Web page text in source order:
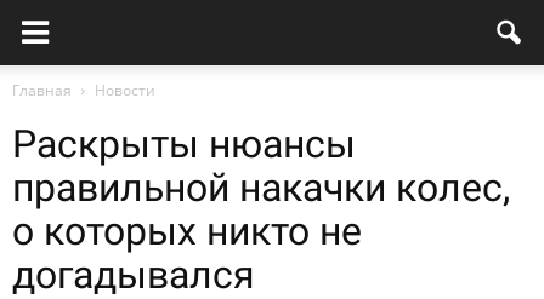
Главная Новости
Раскрыты нюансы
правильной накачки колес,
о которых никто не
догадывался